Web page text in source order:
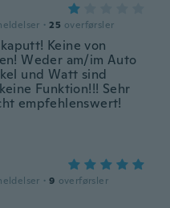
· 25 overførsler
Keine von
Weder am/im Auto
und Watt sind
Funktion!!! Sehr
empfehlenswert!
· 9 overførsler